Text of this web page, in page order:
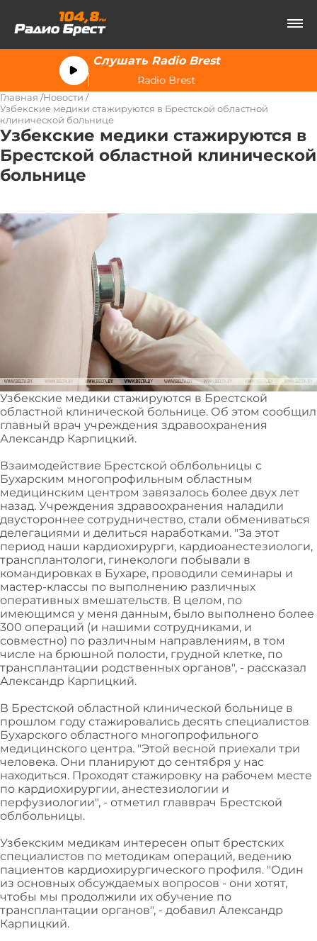
Слушать Radio Brest
Radio Brest
Главная Новости
Узбекские медики стажируются в Брестской областной
клинической больнице
Узбекские медики стажируются в
Брестской областной клинической
больнице
Узбекские медики стажируются в Брестской
областной клинической больнице. Об этом сообщил
главный врач учреждения здравоохранения
Александр Карпицкий.
Взаимодействие Брестской облбольницы с
Бухарским многопрофильным областным
медицинским центром завязалось более двух лет
назад. Учреждения здравоохранения наладили
двустороннее сотрудничество, стали обмениваться
делегациями и делиться наработками. "За этот
период наши кардиохирурги, кардиоанестезиологи,
трансплантологи, гинекологи побывали в
командировках в Бухаре, проводили семинары и
мастер-классы по выполнению различных
оперативных вмешательств. В целом, по
имеющимся у меня данным, было выполнено более
300 операций (и нашими сотрудниками, и
совместно) по различным направлениям, в том
числе на брюшной полости, грудной клетке, по
трансплантации родственных органов", - рассказал
Александр Карпицкий.
В Брестской областной клинической больнице в
прошлом году стажировались десять специалистов
Бухарского областного многопрофильного
медицинского центра. "Этой весной приехали три
человека. Они планируют до сентября у нас
находиться. Проходят стажировку на рабочем месте
по кардиохирургии, анестезиологии и
перфузиологии", - отметил главврач Брестской
облбольницы.
Узбекским медикам интересен опыт брестских
специалистов по методикам операций, ведению
пациентов кардиохирургического профиля. "Один
из основных обсуждаемых вопросов - они хотят,
чтобы мы продолжили их обучение по
трансплантации органов", - добавил Александр
Карпицкий.